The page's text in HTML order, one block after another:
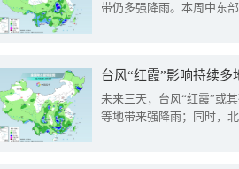
带仍多强降雨。本周中东
台风“红霞”影响持续
未来三天，台风“红霞”或
等地带来强降雨；同时，